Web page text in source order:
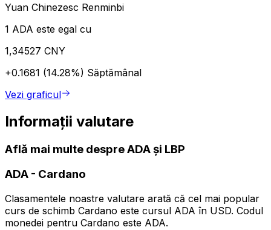
Yuan Chinezesc Renminbi
1 ADA este egal cu
1,34527 CNY
+0.1681 (14.28%) Săptămânal
Vezi graficul
Informații valutare
Află mai multe despre ADA și LBP
ADA - Cardano
Clasamentele noastre valutare arată că cel mai popular
curs de schimb Cardano este cursul ADA în USD. Codul
monedei pentru Cardano este ADA.